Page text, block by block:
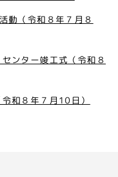
動（令和８年７月８
ンター竣工式（令和８
和８年７月10日）